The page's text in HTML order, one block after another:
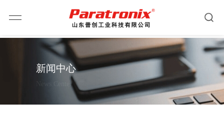
新闻中心